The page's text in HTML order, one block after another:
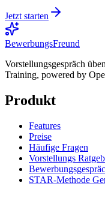
Jetzt starten
BewerbungsFreund
Vorstellungsgespräch
Training, powered by
Produkt
Features
Preise
Häufige Fragen
Vorstellungs
STAR-Methode